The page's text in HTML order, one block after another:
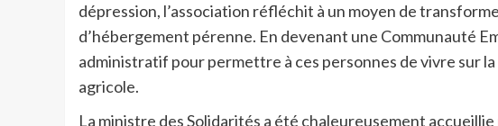
dépression, l’association réfléchit à un moyen de
d’hébergement pérenne. En devenant une Communauté
administratif pour permettre à ces personnes de vivre sur
agricole.
La ministre des Solidarités a été chaleureusement